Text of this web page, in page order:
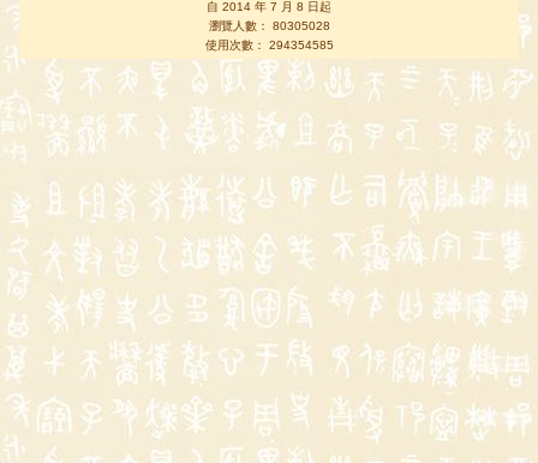
自 2014 年 7 月 8 日起
瀏覽人數： 80305028
使用次數： 294354585